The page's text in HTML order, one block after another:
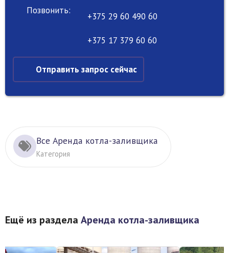
Позвонить:
+375 29 60 490 60
+375 17 379 60 60
Отправить запрос сейчас
Все Аренда котла-заливщика
Категория
Ещё из раздела Аренда котла-заливщика